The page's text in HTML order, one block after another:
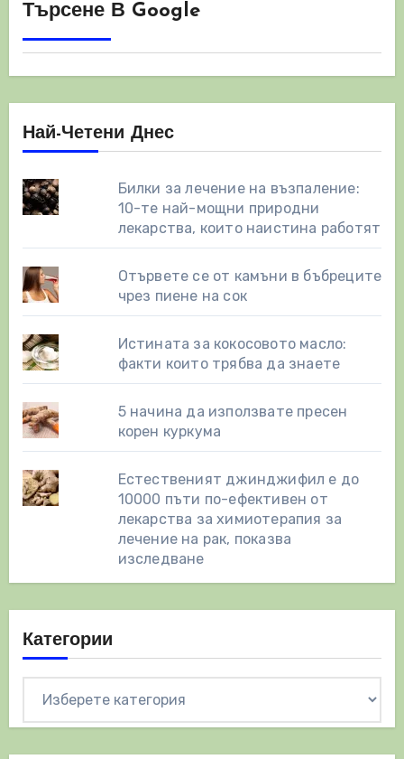
Търсене В Google
Най-Четени Днес
Билки за лечение на възпаление:
10-те най-мощни природни
лекарства, които наистина работят
Отървете се от камъни в бъбреците
чрез пиене на сок
Истината за кокосовото масло:
факти които трябва да знаете
5 начина да използвате пресен
корен куркума
Естественият джинджифил е до
10000 пъти по-ефективен от
лекарства за химиотерапия за
лечение на рак, показва
изследване
Категории